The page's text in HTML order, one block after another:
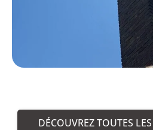
DÉCOUVREZ TOUTES